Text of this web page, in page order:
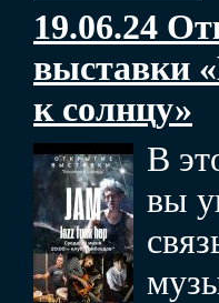
19.06.24
выставки
к солнцу»
В
вы